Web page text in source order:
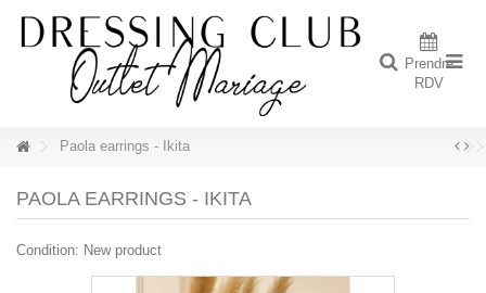
Prendre
RDV
Paola earrings - Ikita
PAOLA EARRINGS - IKITA
Condition: New product